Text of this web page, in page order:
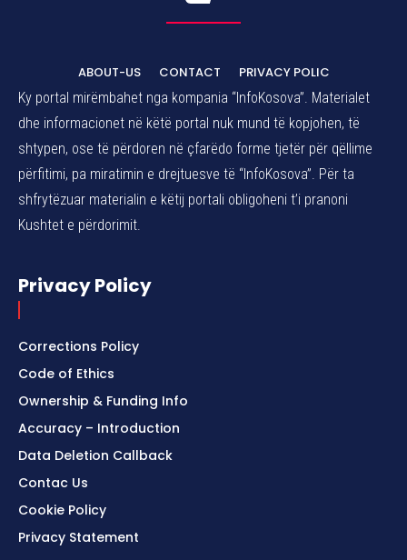
ABOUT-US CONTACT
PRIVACY POLIC
Ky portal mirëmbahet nga kompania “InfoKosova”. Materialet
dhe informacionet në këtë portal nuk mund të kopjohen, të
shtypen, ose të përdoren në çfarëdo forme tjetër për qëllime
përfitimi, pa miratimin e drejtuesve të “InfoKosova”. Për ta
shfrytëzuar materialin e këtij portali obligoheni t’i pranoni
Kushtet e përdorimit.
Privacy Policy
Corrections Policy
Code of Ethics
Ownership & Funding Info
Accuracy – Introduction
Data Deletion Callback
Contac Us
Cookie Policy
Privacy Statement